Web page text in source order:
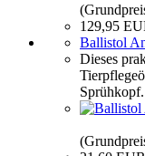
129,95
Ballistol
Dieses